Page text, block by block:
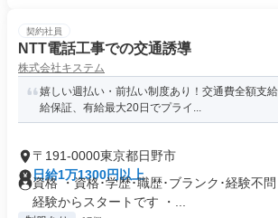
契約社員
NTT電話工事での交通誘導
株式会社キステム
嬉しい週払い・前払い制度あり！交通費全額支
給保証、有給最大20日でプライ...
〒191-0000東京都日野市
日給1万1300円以上
資格 ・資格･学歴･職歴･ブランク･経験不
経験からスタートです ・...